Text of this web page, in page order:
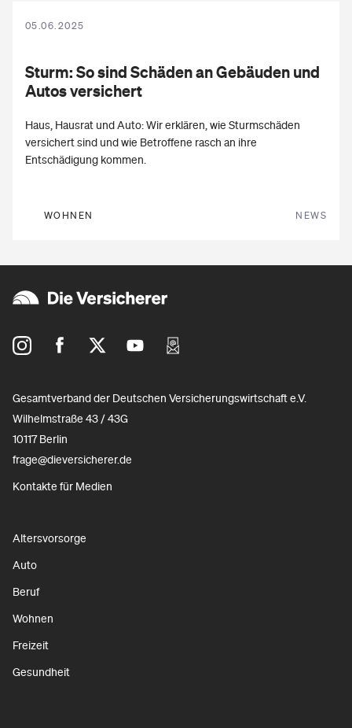
Sturm: So sind Schäden an Gebäuden und
Autos versichert
05.06.2025
Haus, Hausrat und Auto: Wir erklären, wie Sturmschäden
versichert sind und wie Betroffene rasch an ihre
Entschädigung kommen.
WOHNEN NEWS
Gesamtverband der Deutschen Versicherungswirtschaft e.V.
Wilhelmstraße 43 / 43G
10117 Berlin
frage@dieversicherer.de
Kontakte für Medien
Altersvorsorge
Auto
Beruf
Wohnen
Freizeit
Gesundheit